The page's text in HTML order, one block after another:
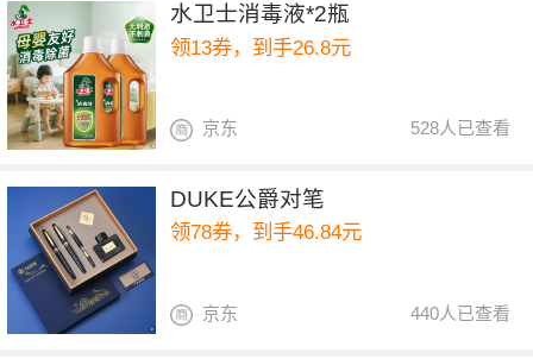
水卫士消毒液*2瓶
领13券，到手26.8元
528人已查看
京东
DUKE公爵对笔
领78券，到手46.84元
440人已查看
京东